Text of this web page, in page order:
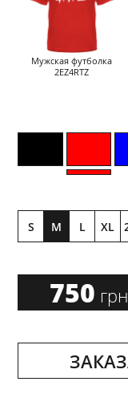
Мужская футболка
2EZ4RTZ
S M L XL
750